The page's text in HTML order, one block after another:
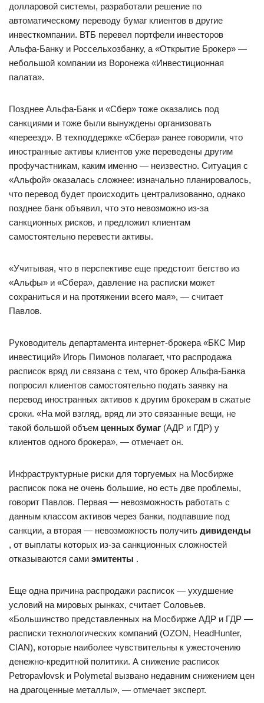
долларовой системы, разработали решение по
автоматическому переводу бумаг клиентов в другие
инвесткомпании. ВТБ перевел портфели инвесторов
Альфа-Банку и Россельхозбанку, а «Открытие Брокер» —
небольшой компании из Воронежа «Инвестиционная
палата».
Позднее Альфа-Банк и «Сбер» тоже оказались под
санкциями и тоже были вынуждены организовать
«переезд». В техподдержке «Сбера» ранее говорили, что
иностранные активы клиентов уже переведены другим
профучастникам, каким именно — неизвестно. Ситуация с
«Альфой» оказалась сложнее: изначально планировалось,
что перевод будет происходить централизованно, однако
позднее банк объявил, что это невозможно из-за
санкционных рисков, и предложил клиентам
самостоятельно перевести активы.
«Учитывая, что в перспективе еще предстоит бегство из
«Альфы» и «Сбера», давление на расписки может
сохраниться и на протяжении всего мая», — считает
Павлов.
Руководитель департамента интернет-брокера «БКС Мир
инвестиций» Игорь Пимонов полагает, что распродажа
расписок вряд ли связана с тем, что брокер Альфа-Банка
попросил клиентов самостоятельно подать заявку на
перевод иностранных активов к другим брокерам в сжатые
сроки. «На мой взгляд, вряд ли это связанные вещи, не
такой большой объем ценных бумаг (АДР и ГДР) у
клиентов одного брокера», — отмечает он.
Инфраструктурные риски для торгуемых на Мосбирже
расписок пока не очень большие, но есть две проблемы,
говорит Павлов. Первая — невозможность работать с
данным классом активов через банки, подпавшие под
санкции, а вторая — невозможность получить дивиденды
, от выплаты которых из-за санкционных сложностей
отказываются сами эмитенты .
Еще одна причина распродажи расписок — ухудшение
условий на мировых рынках, считает Соловьев.
«Большинство представленных на Мосбирже АДР и ГДР —
расписки технологических компаний (OZON, HeadHunter,
CIAN), которые наиболее чувствительны к ужесточению
денежно-кредитной политики. А снижение расписок
Petropavlovsk и Polymetal вызвано недавним снижением цен
на драгоценные металлы», — отмечает эксперт.